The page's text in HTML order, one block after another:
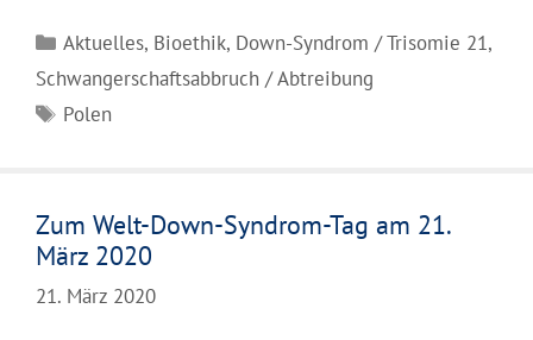
Kategorien
Aktuelles, Bioethik, Down-Syndrom / Trisomie 21,
Schwangerschaftsabbruch / Abtreibung
Schlagwörter
Polen
Zum Welt-Down-Syndrom-Tag am 21.
März 2020
21. März 2020